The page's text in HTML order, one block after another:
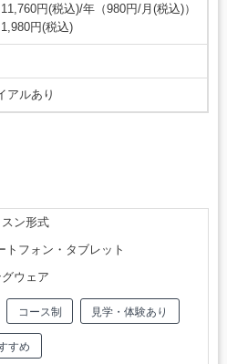
円(税込)/年（980円/月(税込)）
円(税込)
アルあり
ン形式
トフォン・タブレット
ウェア
コース制 見学・体験あり
すめ